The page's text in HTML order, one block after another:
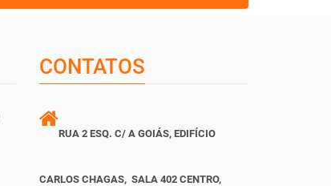
CONTATOS
RUA 2 ESQ. C/ A GOIÁS, EDIFÍCIO
CARLOS CHAGAS, SALA 402 CENTRO,